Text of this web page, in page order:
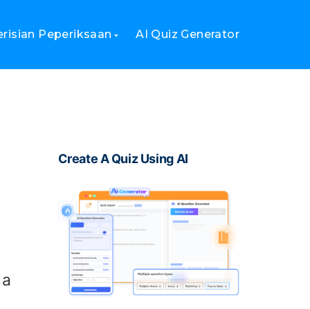
Peperiksaan AI Quiz Generator
Create A Quiz Using AI